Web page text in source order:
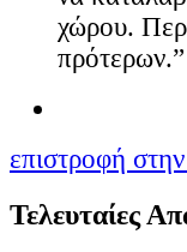
χώρου.
επιστροφή
Τελευταίες